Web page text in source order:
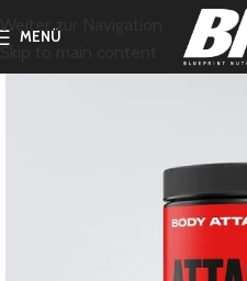
Weiter zur Navigation
Skip to main content
MENÜ